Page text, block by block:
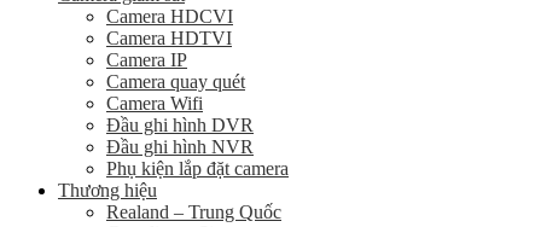
Camera HDCVI
Camera HDTVI
Camera IP
Camera quay quét
Camera Wifi
Đầu ghi hình DVR
Đầu ghi hình NVR
Phụ kiện lắp đặt camera
Thương hiệu
Realand – Trung Quốc